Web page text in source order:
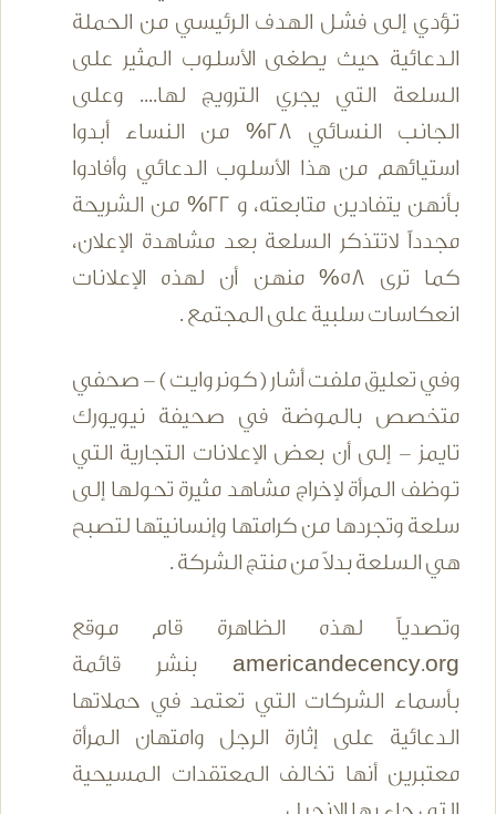
تؤدي إلى فشل الهدف الرئيسي من الحملة
الدعائية حيث يطغى الأسلوب المثير على
السلعة التي يجري الترويج لها.... وعلى
الجانب النسائي 28% من النساء أبدوا
استيائهم من هذا الأسلوب الدعائي وأفادوا
بأنهن يتفادين متابعته، و 22% من الشريحة
مجدداً لاتتذكر السلعة بعد مشاهدة الإعلان،
كما ترى 58% منهن أن لهذه الإعلانات
انعكاسات سلبية على المجتمع .
وفي تعليق ملفت أشار ( كونر وايت ) - صحفي
متخصص بالموضة في صحيفة نيويورك
تايمز - إلى أن بعض الإعلانات التجارية التي
توظف المرأة لإخراج مشاهد مثيرة تحولها إلى
سلعة وتجردها من كرامتها وإنسانيتها لتصبح
هي السلعة بدلاً من منتج الشركة .
وتصدياً لهذه الظاهرة قام موقع
americandecency.org بنشر قائمة
بأسماء الشركات التي تعتمد في حملاتها
الدعائية على إثارة الرجل وامتهان المرأة
معتبرين أنها تخالف المعتقدات المسيحية